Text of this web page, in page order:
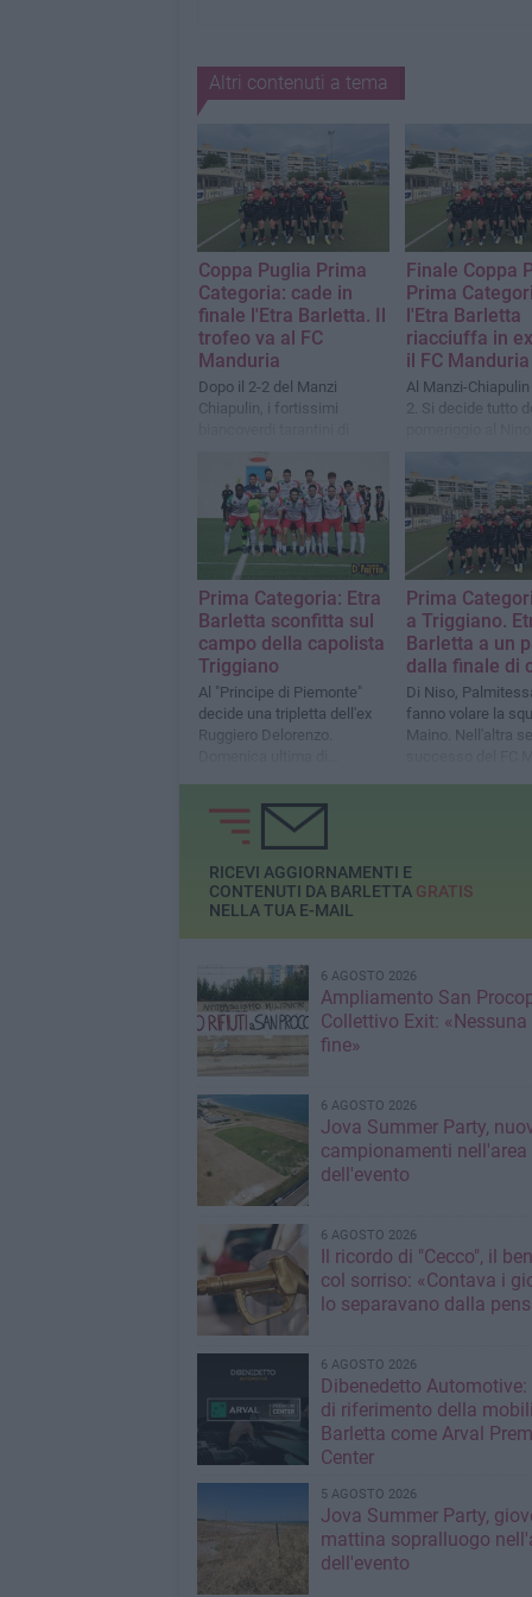
Altri contenuti a tema
Coppa Puglia Prima
Categoria: cade in
finale l'Etra Barletta. Il
trofeo va al FC
Manduria
Dopo il 2-2 del Manzi
Chiapulin, i fortissimi
impongono 5-2 al Nino
Finale Coppa
Prima
l'Etra Barletta
riacciuffa in
il FC Manduria
Al Manzi-
2. Si decide tutto
Prima Categoria: Etra
Barletta sconfitta sul
campo della capolista
Triggiano
Al "Principe di Piemonte"
decide una tripletta dell'ex
Ruggiero Delorenzo.
Prima
a Triggiano.
Barletta a un
dalla finale di
Di Niso,
fanno volare la
Maino. Nell'altra
successo del FC
RICEVI AGGIORNAMENTI E
CONTENUTI DA BARLETTA GRATIS
NELLA TUA E-MAIL
6 AGOSTO 2026
Ampliamento San
Collettivo Exit:
fine»
6 AGOSTO 2026
Jova Summer Party,
campionamenti nell'area
dell'evento
6 AGOSTO 2026
Il ricordo di "Cecco", il
col sorriso: «Contava i
lo separavano dalla
6 AGOSTO 2026
Dibenedetto
di riferimento della
Barletta come Arval
Center
5 AGOSTO 2026
Jova Summer Party,
mattina sopralluogo
dell'evento